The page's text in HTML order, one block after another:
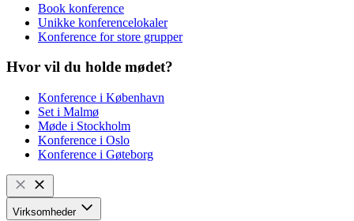
Book konference
Unikke konferencelokaler
Konference for store grupper
Hvor vil du holde mødet?
Konference i København
Set i Malmø
Møde i Stockholm
Konference i Oslo
Konference i Gøteborg
Virksomheder